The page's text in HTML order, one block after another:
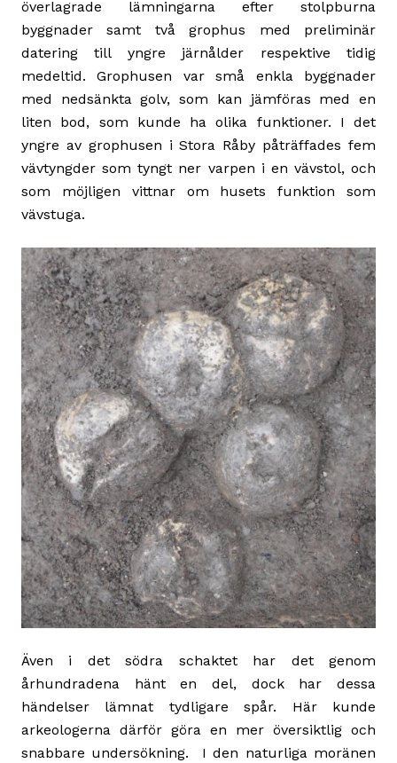
överlagrade lämningarna efter stolpburna
byggnader samt två grophus med preliminär
datering till yngre järnålder respektive tidig
medeltid. Grophusen var små enkla byggnader
med nedsänkta golv, som kan jämföras med en
liten bod, som kunde ha olika funktioner. I det
yngre av grophusen i Stora Råby påträffades fem
vävtyngder som tyngt ner varpen i en vävstol, och
som möjligen vittnar om husets funktion som
vävstuga.
Även i det södra schaktet har det genom
århundradena hänt en del, dock har dessa
händelser lämnat tydligare spår. Här kunde
arkeologerna därför göra en mer översiktlig och
snabbare undersökning. I den naturliga moränen